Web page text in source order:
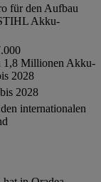
für den Aufbau
Akku-
1,8 Millionen Akku-
2028
2028
internationalen